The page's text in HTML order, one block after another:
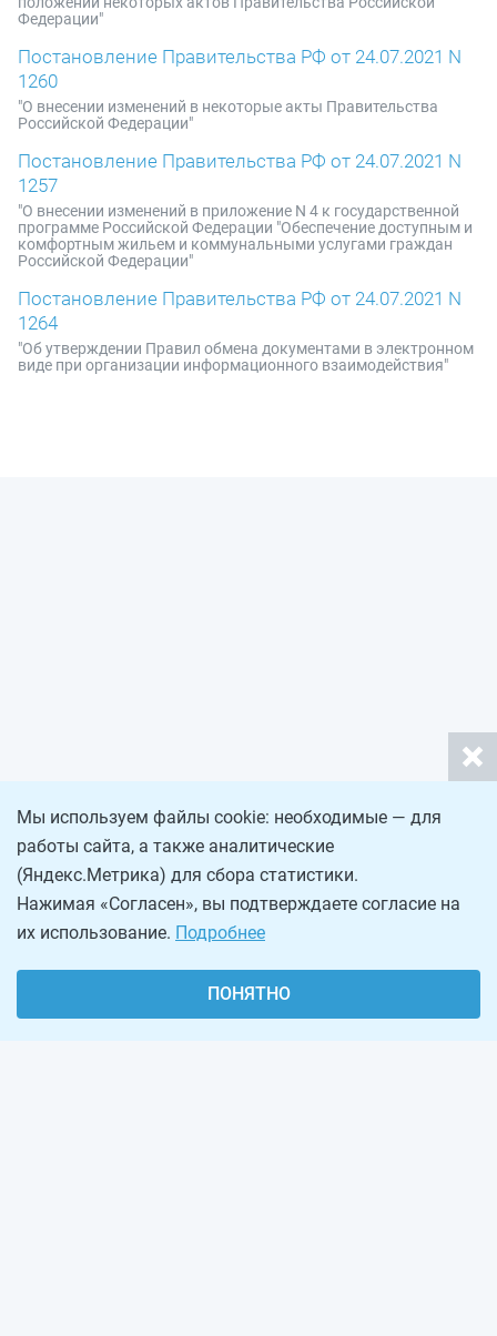
Федерации"
Постановление Правительства РФ от 24.07.2021 N
1260
"О внесении изменений в некоторые акты Правительства
Российской Федерации"
Постановление Правительства РФ от 24.07.2021 N
1257
"О внесении изменений в приложение N 4 к государственной
программе Российской Федерации "Обеспечение доступным и
комфортным жильем и коммунальными услугами граждан
Российской Федерации"
Постановление Правительства РФ от 24.07.2021 N
1264
"Об утверждении Правил обмена документами в электронном
виде при организации информационного взаимодействия"
Мы используем файлы cookie: необходимые — для
работы сайта, а также аналитические
(Яндекс.Метрика) для сбора статистики.
Нажимая «Согласен», вы подтверждаете согласие на
их использование. Подробнее
ПОНЯТНО